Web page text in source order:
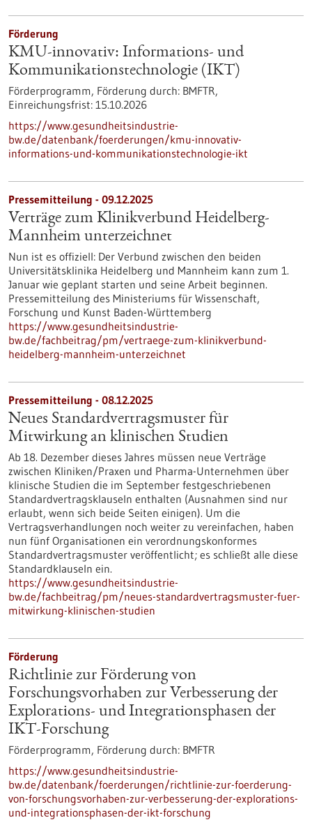
Förderung
KMU-innovativ: Informations- und
Kommunikationstechnologie (IKT)
Förderprogramm, Förderung durch: BMFTR,
Einreichungsfrist: 15.10.2026
https://www.gesundheitsindustrie-
bw.de/datenbank/foerderungen/kmu-innovativ-
informations-und-kommunikationstechnologie-ikt
Pressemitteilung - 09.12.2025
Verträge zum Klinikverbund Heidelberg-
Mannheim unterzeichnet
Nun ist es offiziell: Der Verbund zwischen den beiden
Universitätsklinika Heidelberg und Mannheim kann zum 1.
Januar wie geplant starten und seine Arbeit beginnen.
Pressemitteilung des Ministeriums für Wissenschaft,
Forschung und Kunst Baden-Württemberg
https://www.gesundheitsindustrie-
bw.de/fachbeitrag/pm/vertraege-zum-klinikverbund-
heidelberg-mannheim-unterzeichnet
Pressemitteilung - 08.12.2025
Neues Standardvertragsmuster für
Mitwirkung an klinischen Studien
Ab 18. Dezember dieses Jahres müssen neue Verträge
zwischen Kliniken/Praxen und Pharma-Unternehmen über
klinische Studien die im September festgeschriebenen
Standardvertragsklauseln enthalten (Ausnahmen sind nur
erlaubt, wenn sich beide Seiten einigen). Um die
Vertragsverhandlungen noch weiter zu vereinfachen, haben
nun fünf Organisationen ein verordnungskonformes
Standardvertragsmuster veröffentlicht; es schließt alle diese
Standardklauseln ein.
https://www.gesundheitsindustrie-
bw.de/fachbeitrag/pm/neues-standardvertragsmuster-fuer-
mitwirkung-klinischen-studien
Förderung
Richtlinie zur Förderung von
Forschungsvorhaben zur Verbesserung der
Explorations- und Integrationsphasen der
IKT-Forschung
Förderprogramm, Förderung durch: BMFTR
https://www.gesundheitsindustrie-
bw.de/datenbank/foerderungen/richtlinie-zur-foerderung-
von-forschungsvorhaben-zur-verbesserung-der-explorations-
und-integrationsphasen-der-ikt-forschung